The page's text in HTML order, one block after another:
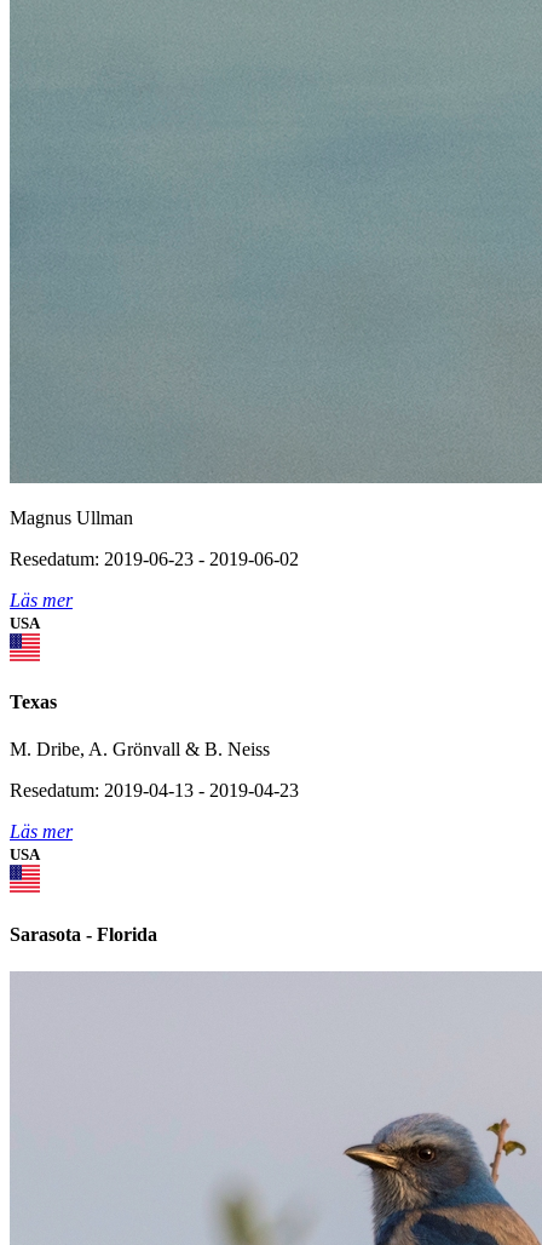
Magnus Ullman
Resedatum: 2019-06-23 - 2019-06-02
Läs mer
USA
Texas
M. Dribe, A. Grönvall & B. Neiss
Resedatum: 2019-04-13 - 2019-04-23
Läs mer
USA
Sarasota - Florida